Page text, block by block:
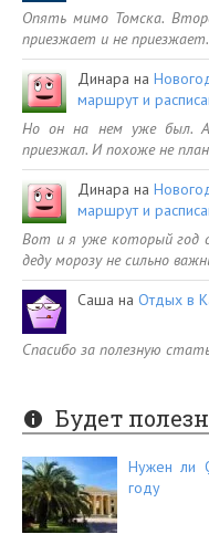
Опять мимо Томска.
приезжает и не
Динара на
маршрут и
Но он на нем уже был.
приезжал. И похоже не
Динара на
маршрут и
Вот и я уже который год
деду морозу не сильно
Саша на Отдых в
Спасибо за полезную
Будет
Нужен ли
году